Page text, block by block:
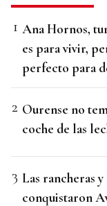
Ana Hornos,
es para vivir,
perfecto para
Ourense no
coche de las
Las rancheras
conquistaron